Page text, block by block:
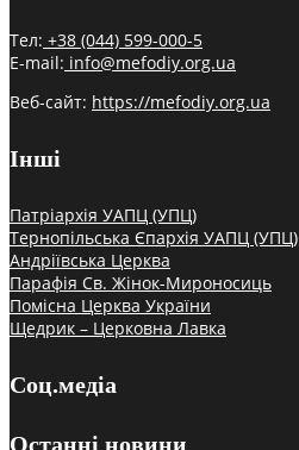
Тел: +38 (044) 599-000-5
E-mail: info@mefodiy.org.ua
Веб-сайт: https://mefodiy.org.ua
Інші
Патріархія УАПЦ (УПЦ)
Тернопільська Єпархія УАПЦ (УПЦ)
Андріївська Церква
Парафія Св. Жінок-Мироносиць
Помісна Церква України
Щедрик – Церковна Лавка
Соц.медіа
Останні новини